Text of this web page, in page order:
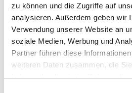
zu können und die Zugriffe auf
analysieren. Außerdem geben wir
Verwendung unserer Website an
soziale Medien, Werbung und
Partner führen diese
weiteren Daten zusammen, die
Einzelsitzung.
Ist eine Betäubung
Nein.